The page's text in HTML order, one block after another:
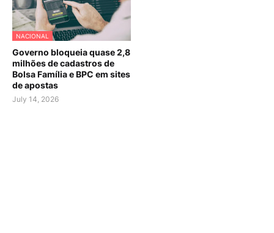
NACIONAL
Governo bloqueia quase 2,8
milhões de cadastros de
Bolsa Família e BPC em sites
de apostas
July 14, 2026